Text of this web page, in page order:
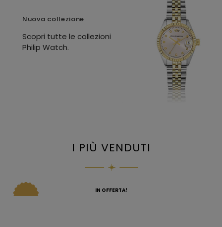
Nuova collezione
Scopri tutte le collezioni
Philip Watch.
I PIÙ VENDUTI
IN OFFERTA!